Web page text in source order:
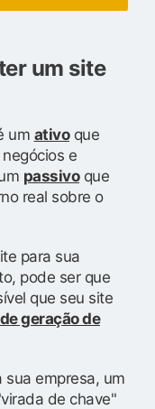
um site
um ativoque
e
passivoque
real sobre o
para sua
pode ser que
que seu site
geração de
sua empresa, um
de chave"